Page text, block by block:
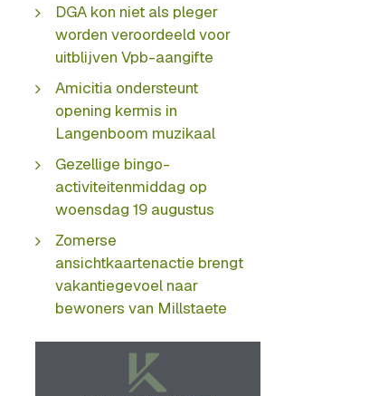
DGA kon niet als pleger
worden veroordeeld voor
uitblijven Vpb-aangifte
Amicitia ondersteunt
opening kermis in
Langenboom muzikaal
Gezellige bingo-
activiteitenmiddag op
woensdag 19 augustus
Zomerse
ansichtkaartenactie brengt
vakantiegevoel naar
bewoners van Millstaete